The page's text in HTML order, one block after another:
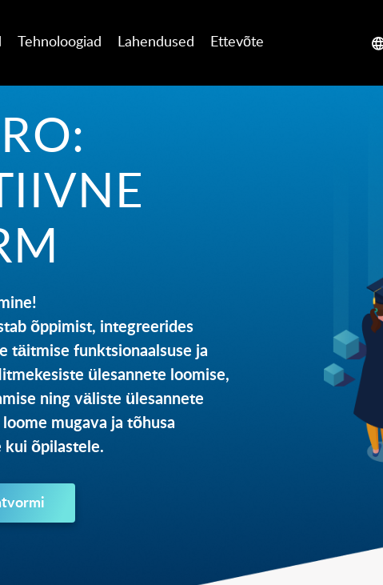
Tehnoloogiad Lahendused Ettevõte
õppimist, integreerides
täitmise funktsionaalsuse ja
ülesannete loomise,
ning väliste ülesannete
mugava ja tõhusa
kui õpilastele.